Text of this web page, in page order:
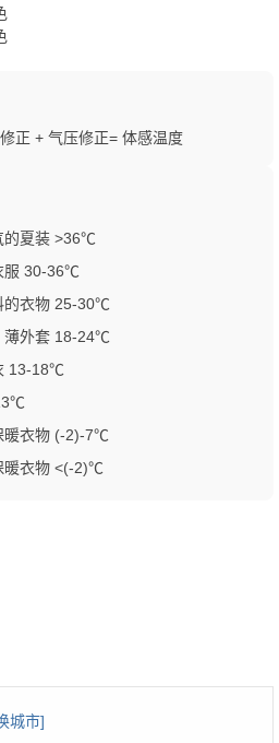
正 + 气压修正= 体感温度
的夏装 >36℃
服 30-36℃
的衣物 25-30℃
薄外套 18-24℃
13-18℃
暖衣物 (-2)-7℃
暖衣物 <(-2)℃
城市]